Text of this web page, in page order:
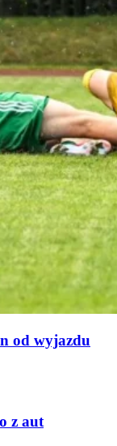
od wyjazdu
z aut